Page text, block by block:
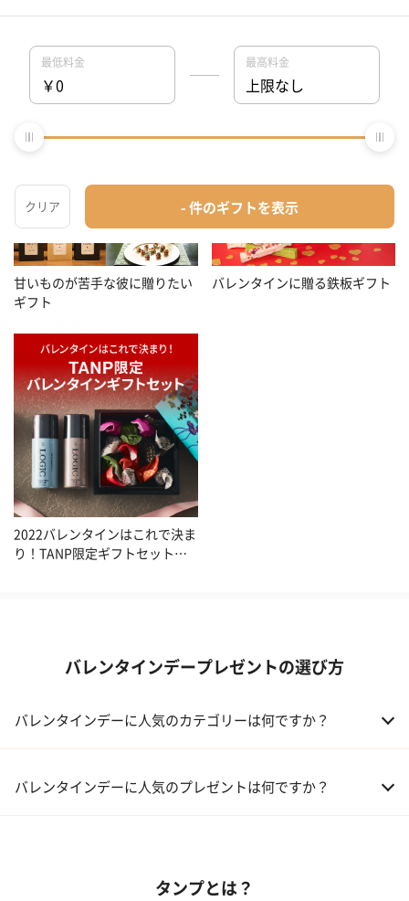
バレンタインプレゼントの人気特集
甘いものが苦手な彼に贈りたい
ギフト
バレンタインに贈る鉄板ギフト
2022バレンタインはこれで決ま
り！TANP限定ギフトセット特
バレンタインデープレゼントの選び方
バレンタインデーに人気のカテゴリーは何ですか？
02 メイクアップ
バレンタインデーに人気のプレゼントは何ですか？
02 【名入れギフト】フラワーティントリップ［日本限定ピンクゴ
タンプとは？